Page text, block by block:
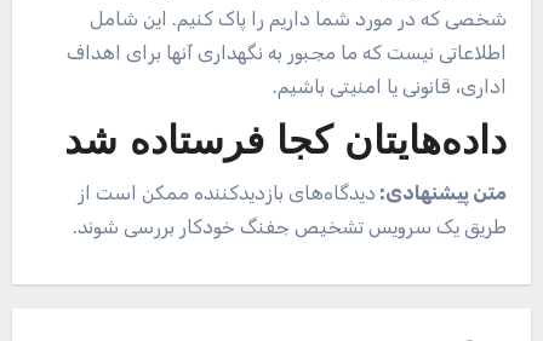
شخصی که در مورد شما داریم را پاک کنیم. این شامل
اطلاعاتی نیست که ما مجبور به نگهداری آنها برای اهداف
اداری، قانونی یا امنیتی باشیم.
داده‌هایتان کجا فرستاده شد
متن پیشنهادی: دیدگاه‌های بازدیدکننده ممکن است از
طریق یک سرویس تشخیص جفنگ خودکار بررسی شوند.